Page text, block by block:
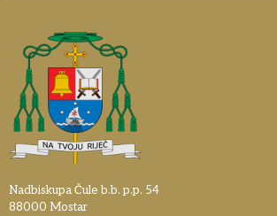
Nadbiskupa Čule b.b. p.p. 54
88000 Mostar